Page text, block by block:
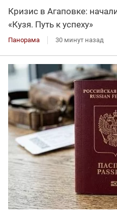
Кризис в Агаповке:
«Кузя. Путь к успеху»
Панорама 30 минут назад